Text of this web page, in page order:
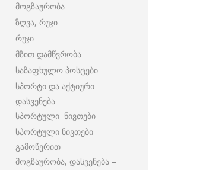
მოგზაურობა
ზღვა, რუჯი
რუჯი
მზით დამწვრობა
საზაფხულო პოსტები
სპორტი და აქტიური
დასვენება
სპორტული ნივთები
სპორტული ნივთები
გამოწერით
მოგზაურობა, დასვენება –